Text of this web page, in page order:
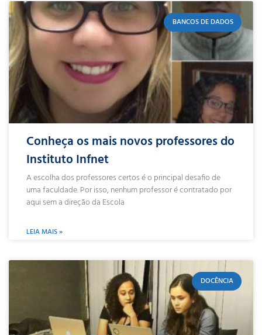
BANCOS DE DADOS
Conheça os mais novos professores do
Instituto Infnet
A escolha dos professores certos é o principal desafio de
uma faculdade. Por isso, nenhum professor é contratado por
aqui sem a direção da Escola
LEIA MAIS »
DOCÊNCIA